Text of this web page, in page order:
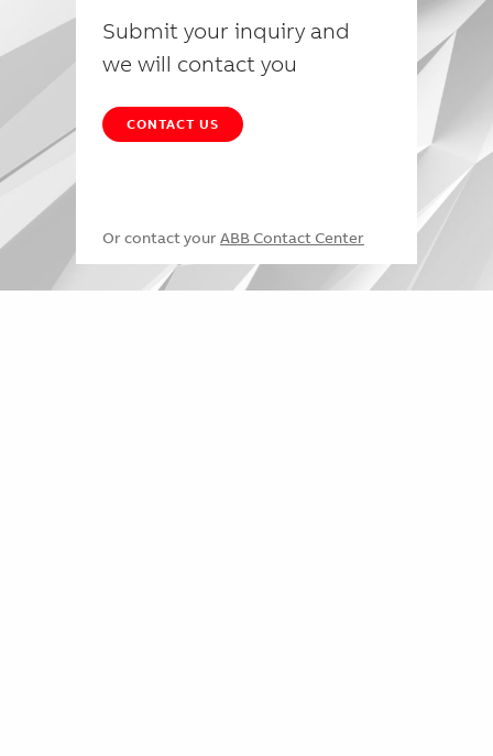
Submit your inquiry and
we will contact you
CONTACT US
Or contact your ABB Contact Center